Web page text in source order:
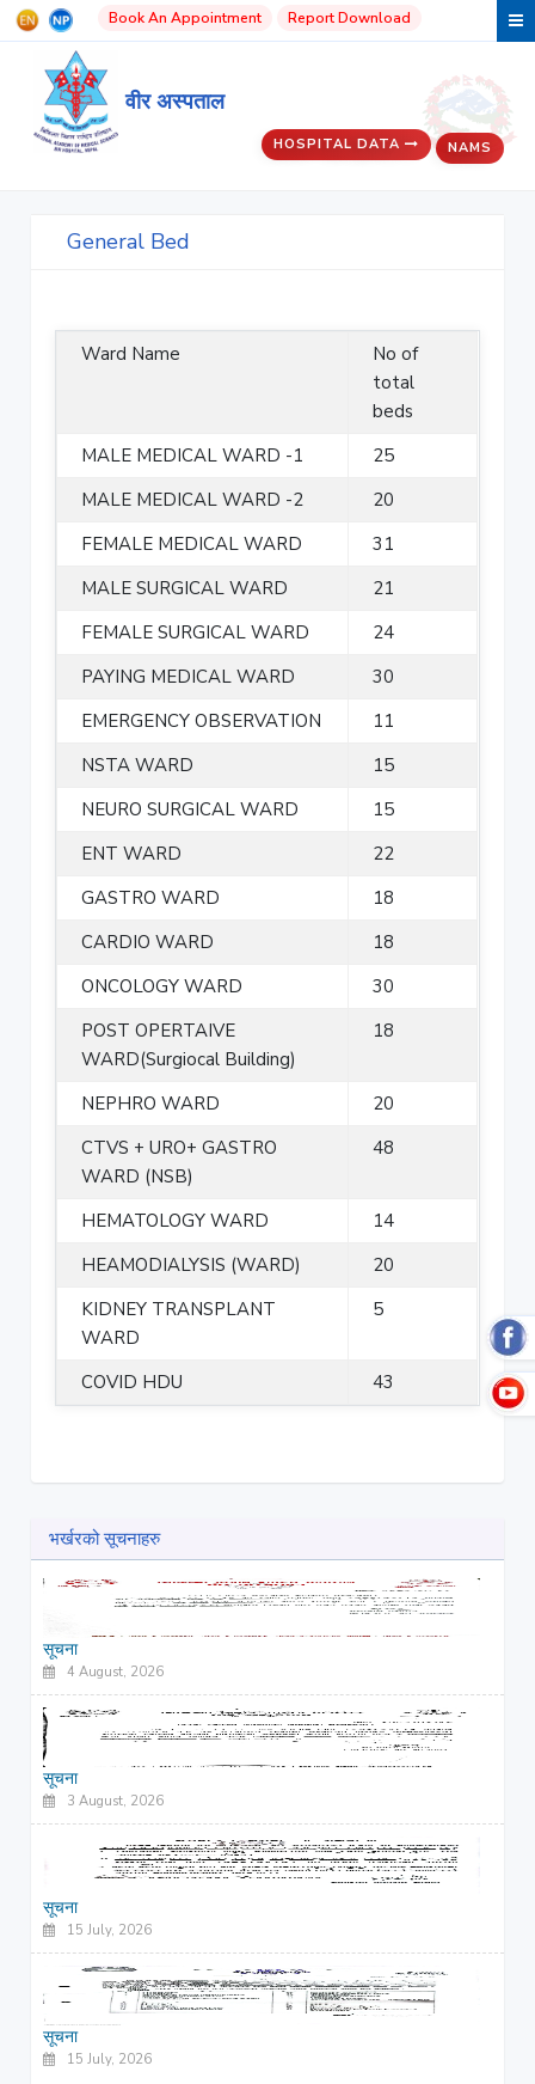
Book An Appointment Report Download
वीर अस्पताल
HOSPITAL DATA NAMS
General Bed
Ward Name
No of
total
beds
MALE MEDICAL WARD -1
25
MALE MEDICAL WARD -2
20
FEMALE MEDICAL WARD
31
MALE SURGICAL WARD
21
FEMALE SURGICAL WARD
24
PAYING MEDICAL WARD
30
EMERGENCY OBSERVATION
11
NSTA WARD
15
NEURO SURGICAL WARD
15
ENT WARD
22
GASTRO WARD
18
CARDIO WARD
18
ONCOLOGY WARD
30
POST OPERTAIVE
WARD(Surgiocal Building)
18
NEPHRO WARD
20
CTVS + URO+ GASTRO
WARD (NSB)
48
HEMATOLOGY WARD
14
HEAMODIALYSIS (WARD)
20
KIDNEY TRANSPLANT
WARD
5
COVID HDU 43
भर्खरको सूचनाहरु
सूचना
4 August, 2026
सूचना
3 August, 2026
सूचना
15 July, 2026
सूचना
15 July, 2026